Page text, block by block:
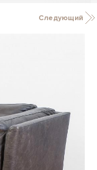
Следующий